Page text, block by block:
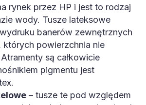
rynek przez HP i jest to rodzaj
wody. Tusze lateksowe
banerów zewnętrznych
powierzchnia nie
są całkowicie
pigmentu jest
– tusze te pod względem